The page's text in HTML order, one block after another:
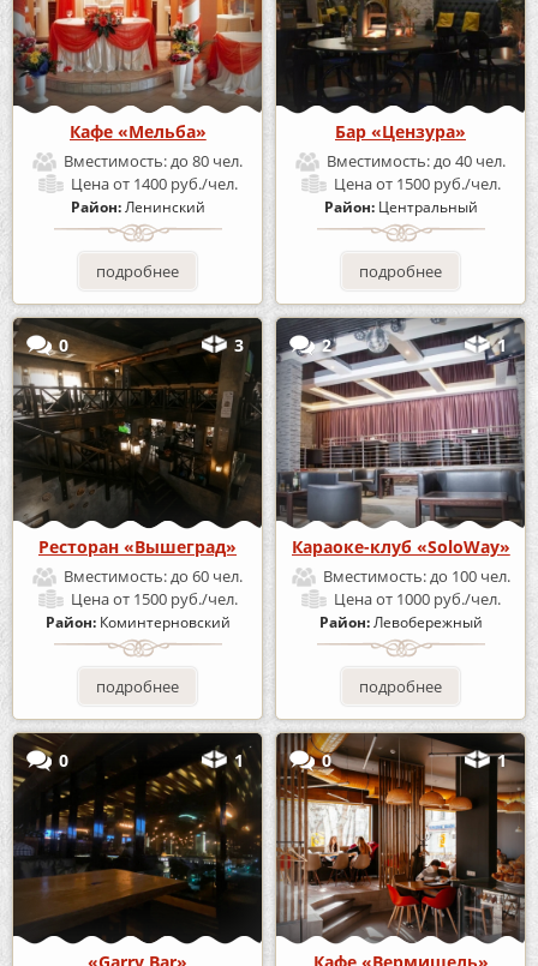
Кафе «Мельба»
Вместимость:до 80 чел.
Ценаот 1400 руб./чел.
Район:Ленинский
подробнее
Бар «Цензура»
Вместимость:до 40 чел.
Ценаот 1500 руб./чел.
Район: Центральный
подробнее
0 3
Ресторан «Вышеград»
Вместимость:до 60 чел.
Ценаот 1500 руб./чел.
Район: Коминтерновский
подробнее
2 1
Караоке-клуб «SoloWay»
Вместимость:до 100 чел.
Ценаот 1000 руб./чел.
Район:Левобережный
подробнее
0 1 0 1